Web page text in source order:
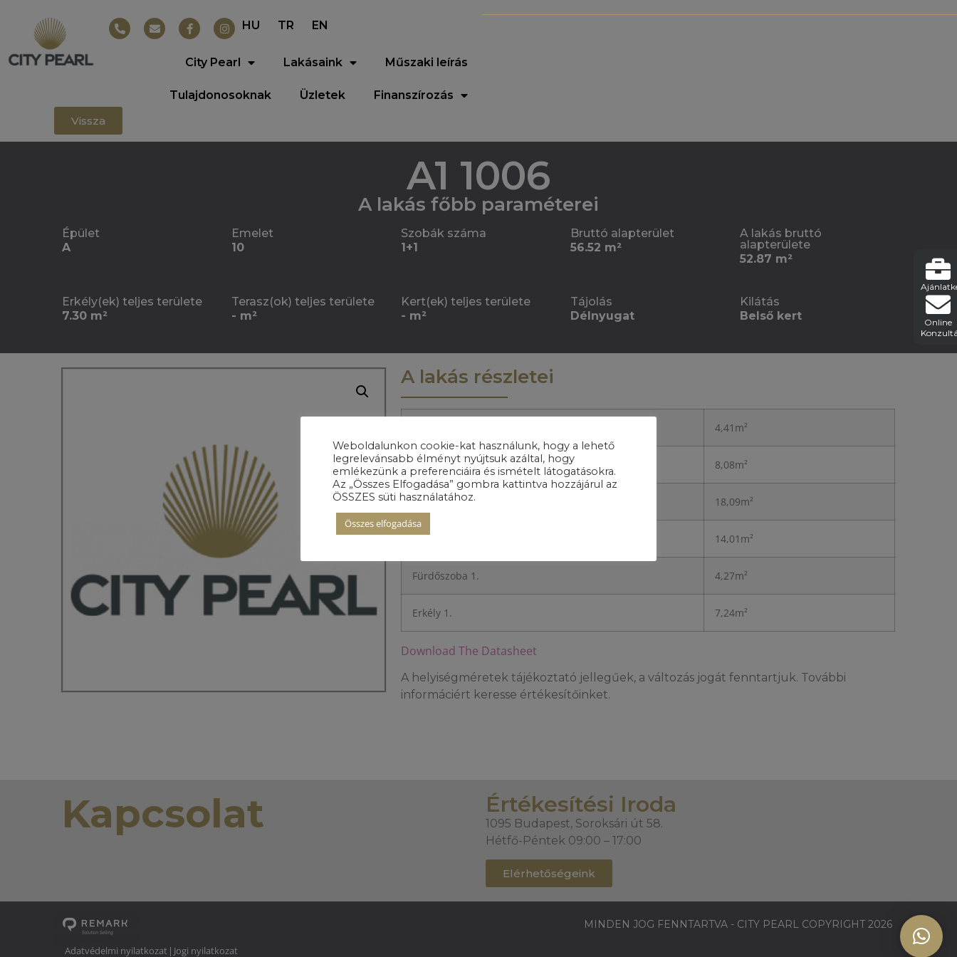
HU TR EN
City Pearl Lakásaink Műszaki leírás
Tulajdonosoknak Üzletek Finanszírozás
Online
Vissza
A1 1006
A lakás főbb paraméterei
Épület
A
Emelet
10
Szobák száma
1+1
Bruttó alapterület
56.52 m²
A lakás bruttó
alapterülete
52.87 m²
Erkély(ek) teljes területe
7.30 m²
Terasz(ok) teljes területe
- m²
Kert(ek) teljes területe
- m²
Tájolás
Délnyugat
Kilátás
Belső kert
A lakás részletei
4,41m²
Konyha 8,08m²
Nappali+Étkező 18,09m²
Hálószoba 1. 14,01m²
Fürdőszoba 1. 4,27m²
Erkély 1. 7,24m²
Download The Datasheet
A helyiségméretek tájékoztató jellegűek, a változás jogát fenntartjuk. További
informáciért keresse értékesítőinket.
Kapcsolat Értékesítési Iroda
1095 Budapest, Soroksári út 58.
Hétfő-Péntek 09:00 – 17:00
Elérhetőségeink
Adatvédelmi nyilatkozat | Jogi nyilatkozat
MINDEN JOG FENNTARTVA - CITY PEARL COPYRIGHT 2026
Weboldalunkon cookie-kat használunk, hogy a lehető
legrelevánsabb élményt nyújtsuk azáltal, hogy
emlékezünk a preferenciáira és ismételt látogatásokra.
Az „Összes Elfogadása” gombra kattintva hozzájárul az
ÖSSZES süti használatához.
Összes elfogadása